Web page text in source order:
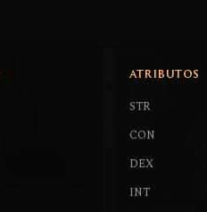
ATRIBUTOS
STR
CON
DEX
INT